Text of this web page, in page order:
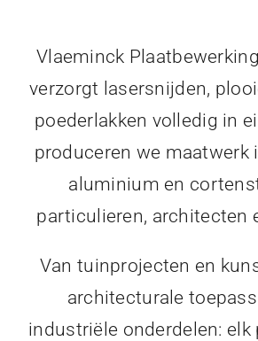
Vlaeminck
verzorgt lasersnijden,
poederlakken volledig in
produceren we maatwerk
aluminium en
particulieren, architecten
Van tuinprojecten en
architecturale
industriële onderdelen: